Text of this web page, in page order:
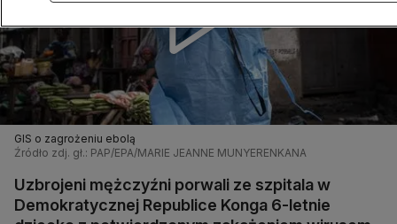
GIS o zagrożeniu ebolą
Źródło zdj. gł.: PAP/EPA/MARIE JEANNE MUNYERENKANA
Uzbrojeni mężczyźni porwali ze szpitala w
Demokratycznej Republice Konga 6-letnie